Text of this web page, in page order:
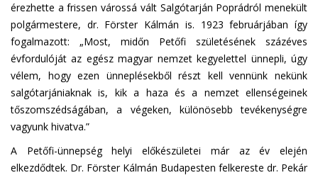
érezhette a frissen várossá vált Salgótarján Poprádról menekült
polgármestere, dr. Förster Kálmán is. 1923 februárjában így
fogalmazott: „Most, midőn Petőfi születésének százéves
évfordulóját az egész magyar nemzet kegyelettel ünnepli, úgy
vélem, hogy ezen ünneplésekből részt kell vennünk nekünk
salgótarjániaknak is, kik a haza és a nemzet ellenségeinek
tőszomszédságában, a végeken, különösebb tevékenységre
vagyunk hivatva.”
A Petőfi-ünnepség helyi előkészületei már az év elején
elkezdődtek. Dr. Förster Kálmán Budapesten felkereste dr. Pekár